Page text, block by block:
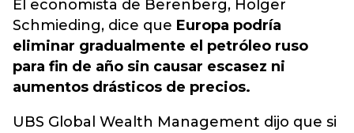
El economista de Berenberg, Holger
Schmieding, dice que Europa podría
eliminar gradualmente el petróleo ruso
para fin de año sin causar escasez ni
aumentos drásticos de precios.
UBS Global Wealth Management dijo que si